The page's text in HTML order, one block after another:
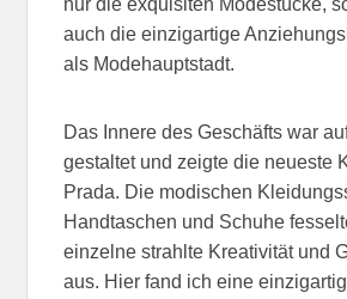
auch die einzigartige
als Modehauptstadt.
Das Innere des Geschäfts war
gestaltet und zeigte die neueste
Prada. Die modischen
Handtaschen und Schuhe
einzelne strahlte Kreativität und
aus. Hier fand ich eine